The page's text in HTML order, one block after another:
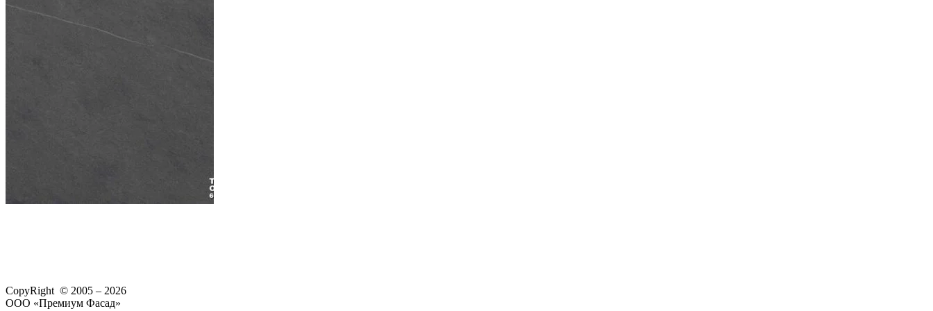
CopyRight © 2005 – 2026
ООО «Премиум Фасад»